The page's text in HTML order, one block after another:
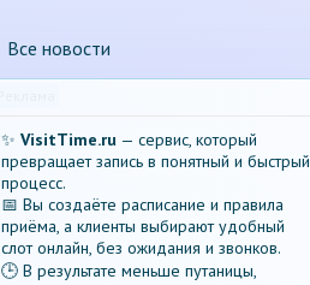
Все новости
✨ VisitTime.ru — сервис, который
превращает запись в понятный и быстрый
процесс.
📅 Вы создаёте расписание и правила
приёма, а клиенты выбирают удобный
слот онлайн, без ожидания и звонков.
🕒 В результате меньше путаницы,